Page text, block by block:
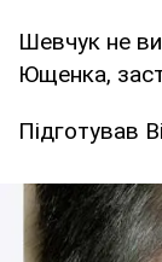
Шевчук не
Ющенка,
Підготував